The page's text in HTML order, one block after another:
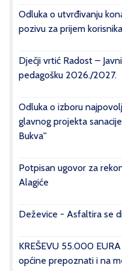
Odluka o utvrđivanju
pozivu za prijem
Dječji vrtić Radost –
pedagošku 2026./2027.
Odluka o izboru
glavnog projekta
Bukva''
Potpisan ugovor za
Alagiće
Deževice - Asfaltira se
KREŠEVU 55.000
općine prepoznati i na